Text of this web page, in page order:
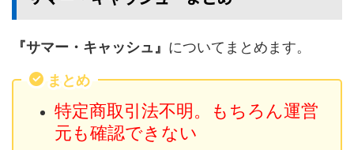
『サマー・キャッシュ』 についてまとめます。
まとめ
特定商取引法不明。もちろん運営
元も確認できない